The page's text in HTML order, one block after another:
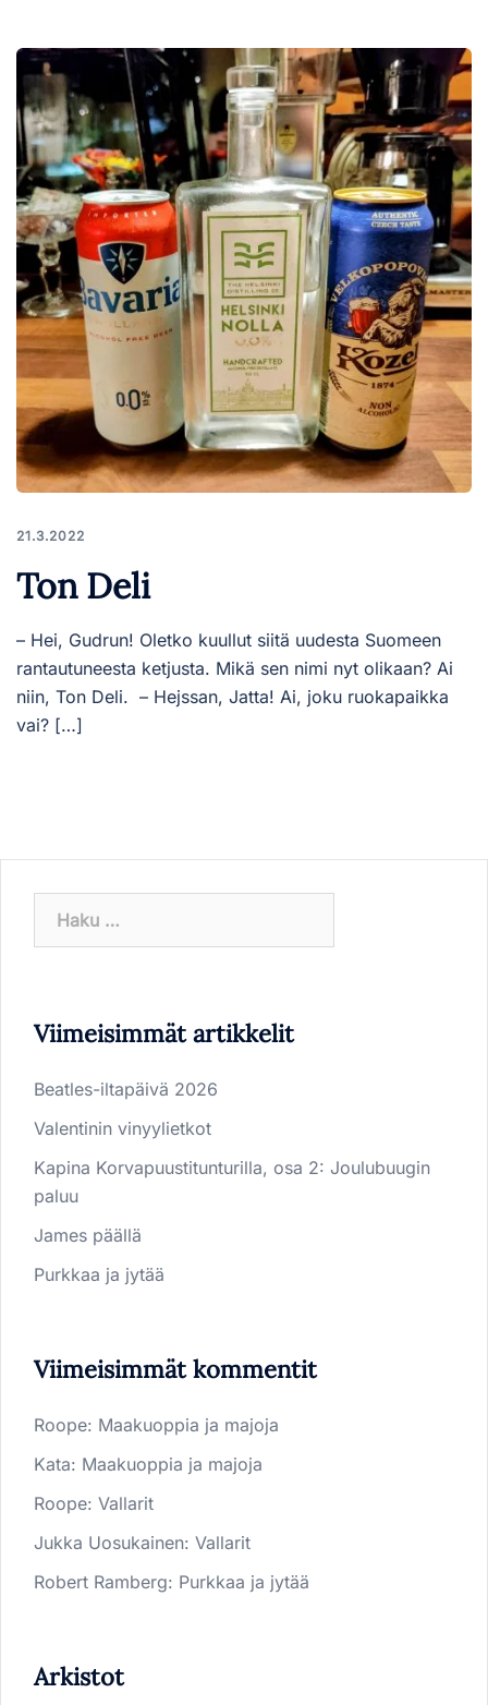
21.3.2022
Ton Deli
– Hei, Gudrun! Oletko kuullut siitä uudesta Suomeen
rantautuneesta ketjusta. Mikä sen nimi nyt olikaan? Ai
niin, Ton Deli. – Hejssan, Jatta! Ai, joku ruokapaikka
vai? […]
Viimeisimmät artikkelit
Beatles-iltapäivä 2026
Valentinin vinyylietkot
Kapina Korvapuustitunturilla, osa 2: Joulubuugin
paluu
James päällä
Purkkaa ja jytää
Viimeisimmät kommentit
Roope: Maakuoppia ja majoja
Kata: Maakuoppia ja majoja
Roope: Vallarit
Jukka Uosukainen: Vallarit
Robert Ramberg: Purkkaa ja jytää
Arkistot